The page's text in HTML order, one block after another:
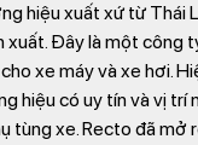
hiệu xuất xứ từ Thái
xuất. Đây là một công
xe máy và xe hơi.
hiệu có uy tín và vị trí
tùng xe. Recto đã mở